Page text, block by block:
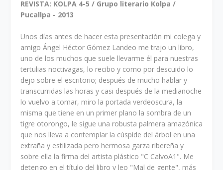
REVISTA: KOLPA 4-5 / Grupo literario Kolpa /
Pucallpa - 2013
Unos días antes de hacer esta presentación mi colega y
amigo Ángel Héctor Gómez Landeo me trajo un libro,
uno de los muchos que suele llevarme él para nuestras
tertulias noctivagas, lo recibo y como por descuido lo
dejo sobre el escritorio; des­pués de mucho hablar y
transcurridas las horas y casi después de la medianoche
lo vuelvo a tomar, miro la portada verdeoscura, la
misma que tiene en un primer plano la sombra de un
tigre otorongo, le sigue una robusta palmera amazónica
que nos lleva a contemplar la cúspide del árbol en una
extraña y estilizada pero hermosa garza ribereña y
sobre ella la fir­ma del artista plástico "C CalvoA1". Me
detengo en el título del libro y leo "Mal de gente", más